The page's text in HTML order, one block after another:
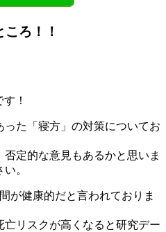
ろ！！
！
た「寝方」の対策についてお
定的な意見もあるかと思いま
。
が健康的だと言われておりま
リスクが高くなると研究デー